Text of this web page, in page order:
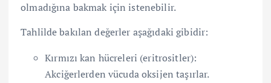
olmadığına bakmak için istenebilir.
Tahlilde bakılan değerler aşağıdaki gibidir:
Kırmızı kan hücreleri (eritrositler):
Akciğerlerden vücuda oksijen taşırlar.